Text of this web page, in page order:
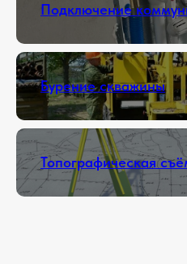
Подключение
Бурение скважины
Топографическая